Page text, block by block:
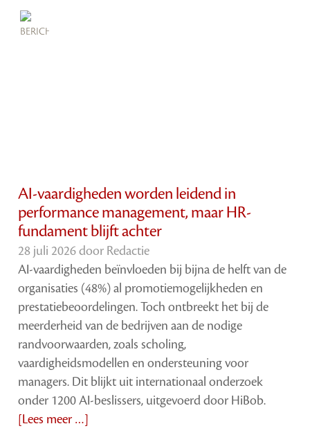
AI-vaardigheden worden leidend in
performance management, maar HR-
fundament blijft achter
28 juli 2026 door Redactie
AI-vaardigheden beïnvloeden bij bijna de helft van de
organisaties (48%) al promotiemogelijkheden en
prestatiebeoordelingen. Toch ontbreekt het bij de
meerderheid van de bedrijven aan de nodige
randvoorwaarden, zoals scholing,
vaardigheidsmodellen en ondersteuning voor
managers. Dit blijkt uit internationaal onderzoek
onder 1200 AI-beslissers, uitgevoerd door HiBob.
[Lees meer …]